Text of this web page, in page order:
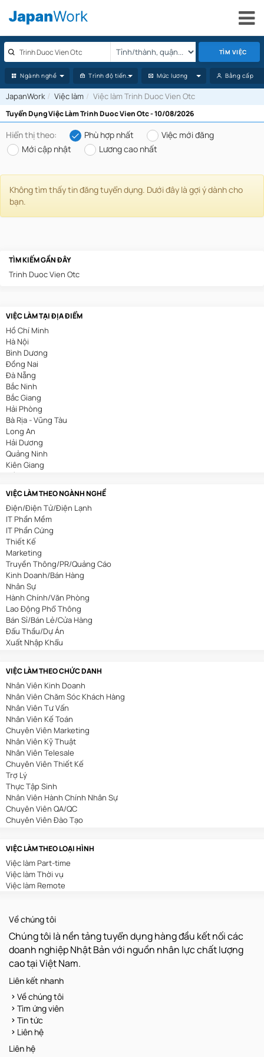
TÌM VIỆC
Ngành nghề Trình độ tiếng Nhật Mức lương Bằng cấp
JapanWork Việc làm Việc làm Trinh Duoc Vien Otc
Tuyển Dụng Việc Làm Trinh Duoc Vien Otc - 10/08/2026
Hiển thị theo: Phù hợp nhất
Việc mới đăng
Mới cập nhật
Lương cao nhất
Không tìm thấy tin đăng tuyển dụng. Dưới đây là gợi ý dành cho
bạn.
TÌM KIẾM GẦN ĐÂY
Trinh Duoc Vien Otc
VIỆC LÀM TẠI ĐỊA ĐIỂM
Hồ Chí Minh
Hà Nội
Bình Dương
Đồng Nai
Đà Nẵng
Bắc Ninh
Bắc Giang
Hải Phòng
Bà Rịa - Vũng Tàu
Long An
Hải Dương
Quảng Ninh
Kiên Giang
Cần Thơ
VIỆC LÀM THEO NGÀNH NGHỀ
Điện/Điện Tử/Điện Lạnh
IT Phần Mềm
IT Phần Cứng
Thiết Kế
Marketing
Truyền Thông/PR/Quảng Cáo
Kinh Doanh/Bán Hàng
Nhân Sự
Hành Chính/Văn Phòng
Lao Động Phổ Thông
Bán Sỉ/Bán Lẻ/Cửa Hàng
Đấu Thầu/Dự Án
Xuất Nhập Khẩu
Bất Động Sản
Nhà Hàng/Khách Sạn
Cơ Khí/Ô Tô/Tự Động Hóa
Spa/Làm Đẹp
Y Tế
Mỏ/Địa Chất
An Toàn Lao Động
Biên Phiên Dịch
Viễn Thông
Tài Chính/Ngân Hàng
Du Lịch
Giáo Dục/Đào Tạo
In Ấn/Chế Bản
Kế Toán/Kiểm Toán
Kiến Trúc/Nội Thất
Sản Xuất/Lắp Ráp/Chế Biến
Nông/Lâm/Ngư Nghiệp
Luật/Pháp Chế
Kho Vận
Xây Dựng
Truyền Hình/Báo Chí
Thu Mua
Quản Lý
Hoá Sinh
Vận Hành/Bảo Trì/Bảo Dưỡng
Khoa Học/Kỹ Thuật
Dược Phẩm/Mỹ Phẩm
Sáng Tạo/Nghệ Thuật
VIỆC LÀM THEO CHỨC DANH
Nhân Viên Kinh Doanh
Nhân Viên Chăm Sóc Khách Hàng
Nhân Viên Tư Vấn
Nhân Viên Kế Toán
Chuyên Viên Marketing
Nhân Viên Kỹ Thuật
Nhân Viên Telesale
Chuyên Viên Thiết Kế
Trợ Lý
Thực Tập Sinh
Nhân Viên Hành Chính Nhân Sự
Chuyên Viên QA/QC
Chuyên Viên Đào Tạo
Sales Admin
Nhân Viên Tuyển Dụng
Nhân Viên Thu Mua
Nhân Viên Lễ Tân
Nhân Viên Tư Vấn Bảo Hiểm
Trưởng Phòng Kinh Doanh
Trình Dược Viên
Nhân Viên Kho
Nhân Viên Xuất Nhập Khẩu
Nhân Viên Văn Phòng
Kế Toán Nội Bộ
Quản Lý Sản Xuất
Chuyên Viên Kế Hoạch
Giáo Viên
Nhân Viên Bảo Trì
Nhân Viên QC
Lập Trình Viên
VIỆC LÀM THEO LOẠI HÌNH
Việc làm Part-time
Việc làm Thời vụ
Việc làm Remote
Về chúng tôi
Chúng tôi là nền tảng tuyển dụng hàng đầu kết nối các
doanh nghiệp Nhật Bản với nguồn nhân lực chất lượng
cao tại Việt Nam.
Liên kết nhanh
Về chúng tôi
Tìm ứng viên
Tin tức
Liên hệ
Liên hệ